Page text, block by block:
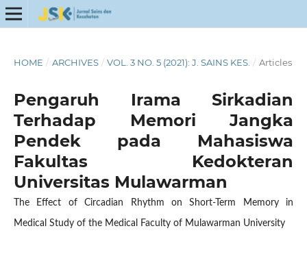
HOME / ARCHIVES / VOL. 3 NO. 5 (2021): J. SAINS KES. / Articles
Pengaruh Irama Sirkadian
Terhadap Memori Jangka
Pendek pada Mahasiswa
Fakultas Kedokteran
Universitas Mulawarman
The Effect of Circadian Rhythm on Short-Term Memory in
Medical Study of the Medical Faculty of Mulawarman University